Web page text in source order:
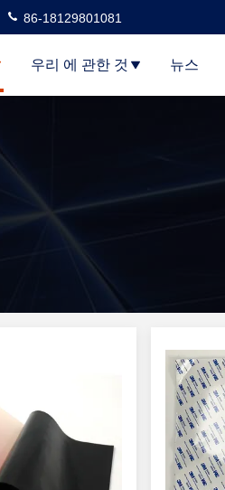
86-18129801081
우리 에 관한 것 뉴스